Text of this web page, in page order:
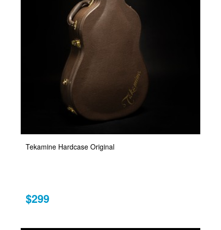
Tekamine Hardcase Original
$299